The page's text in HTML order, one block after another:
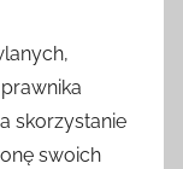
skorzystanie
swoich